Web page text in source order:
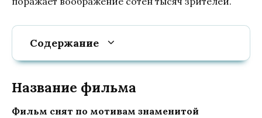
Содержание
Название фильма
Фильм снят по мотивам знаменитой